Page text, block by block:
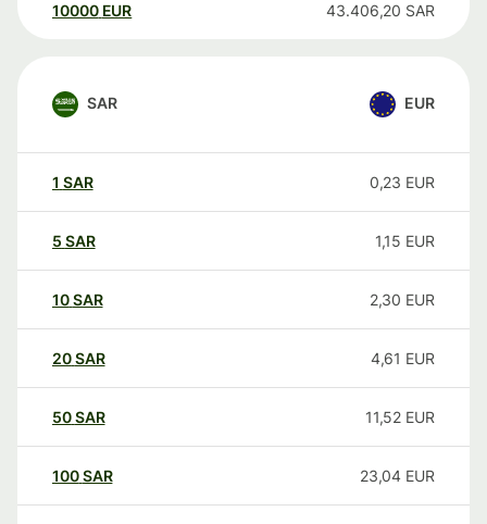
10000 EUR 43.406,20 SAR
SAR EUR
1 SAR 0,23 EUR
5 SAR 1,15 EUR
10SAR 2,30 EUR
20SAR 4,61 EUR
50SAR 11,52 EUR
100SAR 23,04 EUR